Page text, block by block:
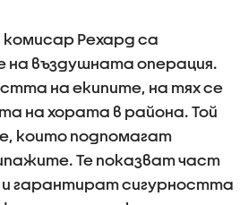
комисар Рехард са
въздушната операция.
на екипите, на тях се
на хората в района. Той
които подпомагат
Те показват част
гарантират сигурността